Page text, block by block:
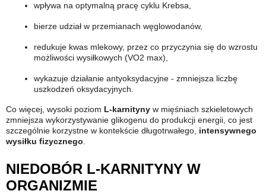
wpływa na optymalną pracę cyklu Krebsa,
bierze udział w przemianach węglowodanów,
redukuje kwas mlekowy, przez co przyczynia się do wzrostu
możliwości wysiłkowych (VO2 max),
wykazuje działanie antyoksydacyjne - zmniejsza liczbę
uszkodzeń oksydacyjnych.
Co więcej, wysoki poziom L-karnityny w mięśniach szkieletowych
zmniejsza wykorzystywanie glikogenu do produkcji energii, co jest
szczególnie korzystne w kontekście długotrwałego, intensywnego
wysiłku fizycznego
NIEDOBÓR L-KARNITYNY W
ORGANIZMIE